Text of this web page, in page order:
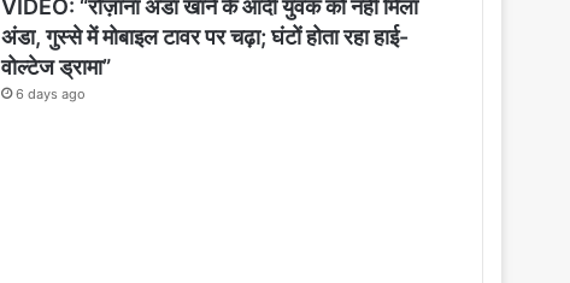
VIDEO: “रोज़ाना अंडा खाने के आदी युवक को नहीं मिला
अंडा, गुस्से में मोबाइल टावर पर चढ़ा; घंटों होता रहा हाई-
वोल्टेज ड्रामा”
6 days ago